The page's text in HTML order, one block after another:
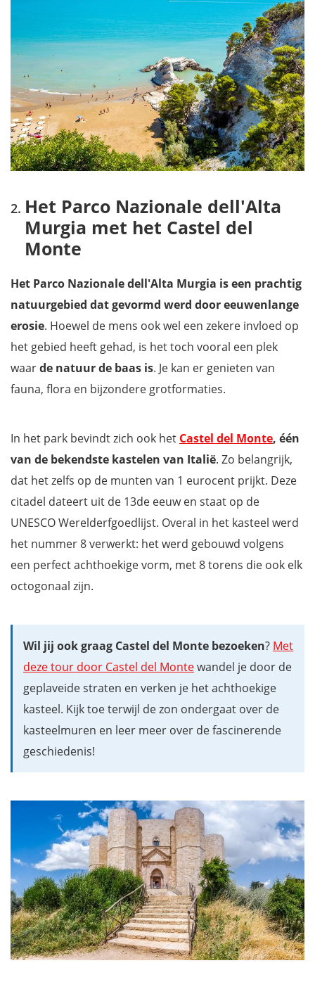
Het Parco Nazionale dell'Alta
Murgia met het Castel del
Monte
Het Parco Nazionale dell'Alta Murgia is een prachtig
natuurgebied dat gevormd werd door eeuwenlange
erosie. Hoewel de mens ook wel een zekere invloed op
het gebied heeft gehad, is het toch vooral een plek
waarde natuur de baas is. Je kan er genieten van
fauna, flora en bijzondere grotformaties.
In het park bevindt zich ook het Castel del Monte, één
van de bekendste kastelen van Italië. Zo belangrijk,
dat het zelfs op de munten van 1 eurocent prijkt. Deze
citadel dateert uit de 13de eeuw en staat op de
UNESCO Werelderfgoedlijst. Overal in het kasteel werd
het nummer 8 verwerkt: het werd gebouwd volgens
een perfect achthoekige vorm, met 8 torens die ook elk
octogonaal zijn.
Wil jij ook graag Castel del Monte bezoeken? Met
deze tour door Castel del Montewandel je door de
geplaveide straten en verken je het achthoekige
kasteel. Kijk toe terwijl de zon ondergaat over de
kasteelmuren en leer meer over de fascinerende
geschiedenis!